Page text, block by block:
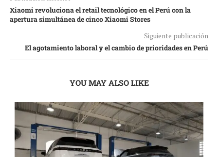
Xiaomi revoluciona el retail tecnológico en el Perú con la
apertura simultánea de cinco Xiaomi Stores
Siguiente publicación
El agotamiento laboral y el cambio de prioridades en Perú
YOU MAY ALSO LIKE